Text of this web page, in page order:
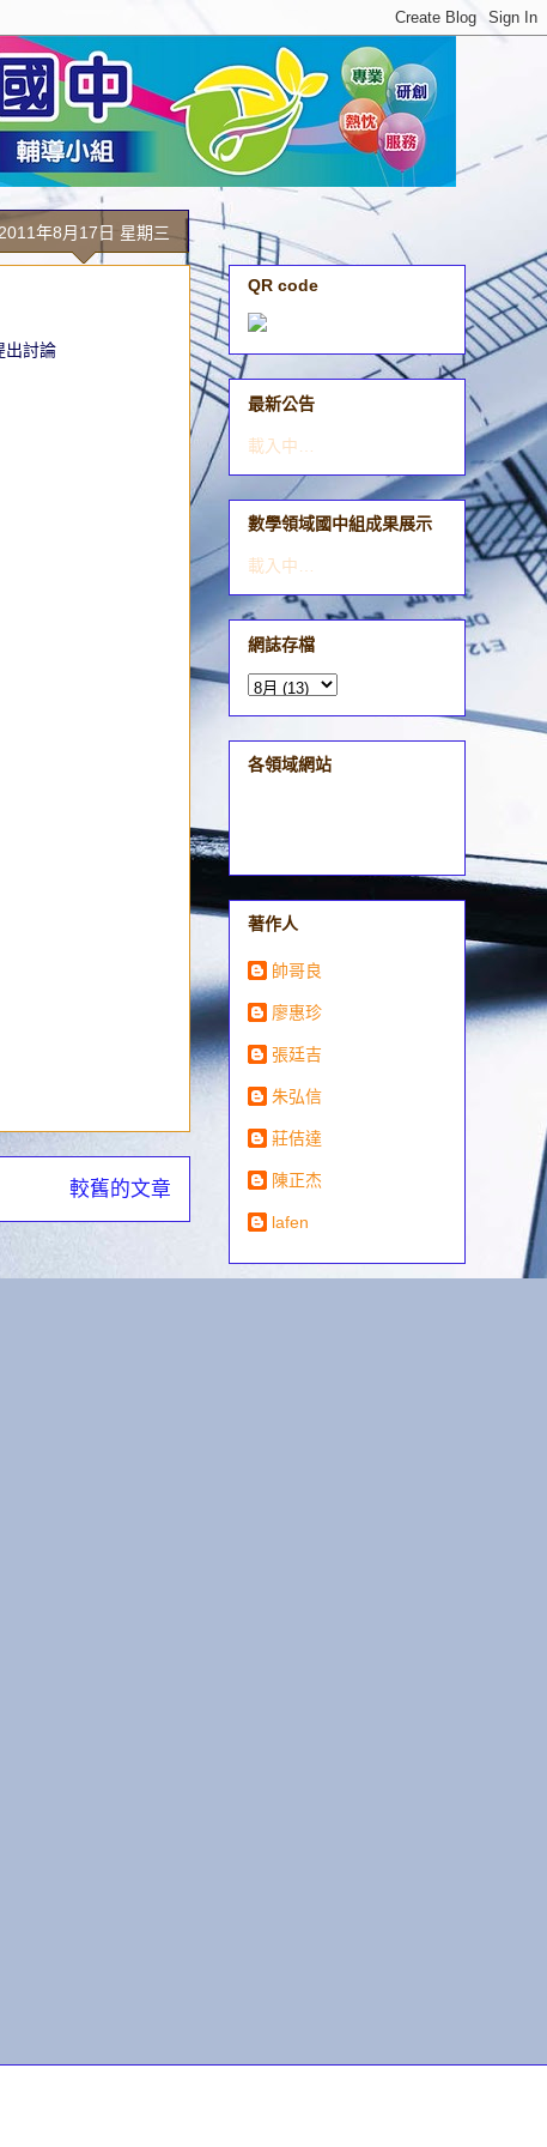
2011年8月17日 星期三
出討論
較舊的文章
QR code
最新公告
載入中…
數學領域國中組成果展示
載入中…
網誌存檔
各領域網站
著作人
帥哥良
廖惠珍
張廷吉
朱弘信
莊佶達
陳正杰
lafen